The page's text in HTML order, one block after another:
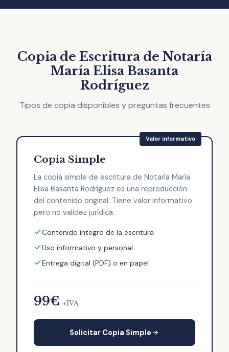
Copia de Escritura de Notaría
María Elisa Basanta
Rodríguez
Tipos de copia disponibles y preguntas frecuentes
Copia Simple
La copia simple de escritura de Notaría María
Elisa Basanta Rodríguez es una reproducción
del contenido original. Tiene valor informativo
pero no validez jurídica.
Contenido íntegro de la escritura
Uso informativo y personal
Entrega digital (PDF) o en papel
99€ +IVA
Solicitar Copia Simple